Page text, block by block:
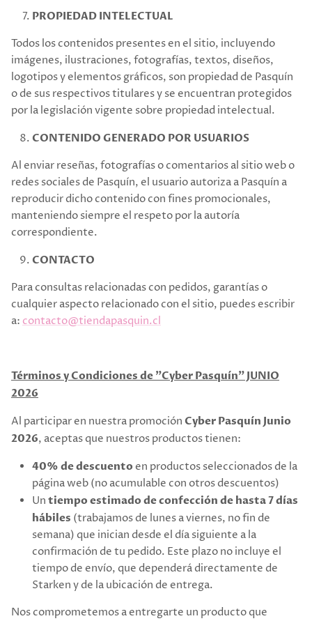
PROPIEDAD INTELECTUAL
Todos los contenidos presentes en el sitio, incluyendo
imágenes, ilustraciones, fotografías, textos, diseños,
logotipos y elementos gráficos, son propiedad de Pasquín
o de sus respectivos titulares y se encuentran protegidos
por la legislación vigente sobre propiedad intelectual.
CONTENIDO GENERADO POR USUARIOS
Al enviar reseñas, fotografías o comentarios al sitio web o
redes sociales de Pasquín, el usuario autoriza a Pasquín a
reproducir dicho contenido con fines promocionales,
manteniendo siempre el respeto por la autoría
correspondiente.
CONTACTO
Para consultas relacionadas con pedidos, garantías o
cualquier aspecto relacionado con el sitio, puedes escribir
a:contacto@tiendapasquin.cl
Términos y Condiciones de "Cyber Pasquín" JUNIO
2026
Al participar en nuestra promoción Cyber Pasquín Junio
2026, aceptas que nuestros productos tienen:
40% de descuento en productos seleccionados de la
página web (no acumulable con otros descuentos)
Un tiempo estimado de confección de hasta 7 días
hábiles (trabajamos de lunes a viernes, no fin de
semana)que inician desde el día siguiente a la
confirmación de tu pedido. Este plazo no incluye el
tiempo de envío, que dependerá directamente de
Starken y de la ubicación de entrega.
Nos comprometemos a entregarte un producto que